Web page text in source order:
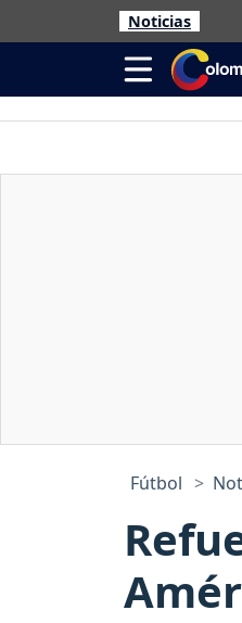
Noticias
Fútbol